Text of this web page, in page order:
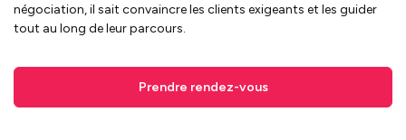
négociation, il sait convaincre les clients exigeants et les guider
tout au long de leur parcours.
Prendre rendez-vous